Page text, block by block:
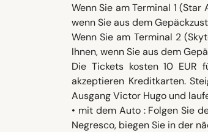
Wenn Sie am Terminal 1
wenn Sie aus dem
Wenn Sie am Terminal 2
Ihnen, wenn Sie aus dem
Die Tickets kosten 10 EUR
akzeptieren Kreditkarten.
Ausgang Victor Hugo und
• mit dem Auto : Folgen Sie
Negresco, biegen Sie in der